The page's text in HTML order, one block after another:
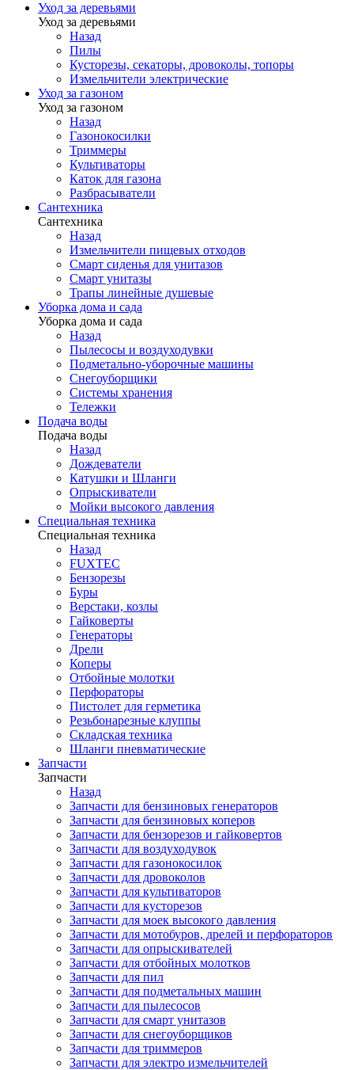
Уход за деревьями
Уход за деревьями
Назад
Пилы
Кусторезы, секаторы, дровоколы, топоры
Измельчители электрические
Уход за газоном
Уход за газоном
Назад
Газонокосилки
Триммеры
Культиваторы
Каток для газона
Разбрасыватели
Сантехника
Сантехника
Назад
Измельчители пищевых отходов
Смарт сиденья для унитазов
Смарт унитазы
Трапы линейные душевые
Уборка дома и сада
Уборка дома и сада
Назад
Пылесосы и воздуходувки
Подметально-уборочные машины
Снегоуборщики
Системы хранения
Тележки
Подача воды
Подача воды
Назад
Дождеватели
Катушки и Шланги
Опрыскиватели
Мойки высокого давления
Специальная техника
Специальная техника
Назад
FUXTEC
Бензорезы
Буры
Верстаки, козлы
Гайковерты
Генераторы
Дрели
Коперы
Отбойные молотки
Перфораторы
Пистолет для герметика
Резьбонарезные клуппы
Складская техника
Шланги пневматические
Запчасти
Запчасти
Назад
Запчасти для бензиновых генераторов
Запчасти для бензиновых коперов
Запчасти для бензорезов и гайковертов
Запчасти для воздуходувок
Запчасти для газонокосилок
Запчасти для дровоколов
Запчасти для культиваторов
Запчасти для кусторезов
Запчасти для моек высокого давления
Запчасти для мотобуров, дрелей и перфораторов
Запчасти для опрыскивателей
Запчасти для отбойных молотков
Запчасти для пил
Запчасти для подметальных машин
Запчасти для пылесосов
Запчасти для смарт унитазов
Запчасти для снегоуборщиков
Запчасти для триммеров
Запчасти для электро измельчителей